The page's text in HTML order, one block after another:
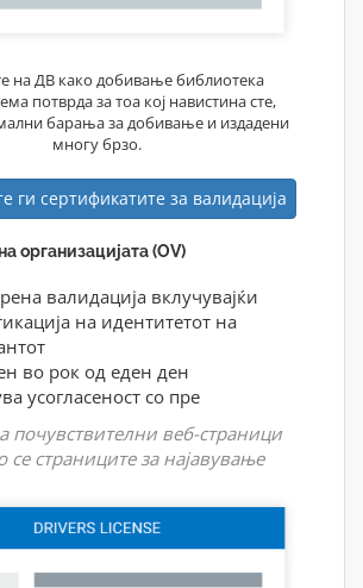
на ДВ како добивање библиотека
потврда за тоа кој навистина сте,
барања за добивање и издадени
многу брзо.
ги сертификатите за валидација
организацијата (OV)
валидација вклучувајќи
на идентитетот на
во рок од еден ден
усогласеност со пре
почувствителни веб-страници
се страниците за најавување